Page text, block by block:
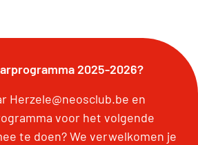
2025-2026?
Herzele@neosclub.be en
voor het volgende
te doen? We verwelkomen je